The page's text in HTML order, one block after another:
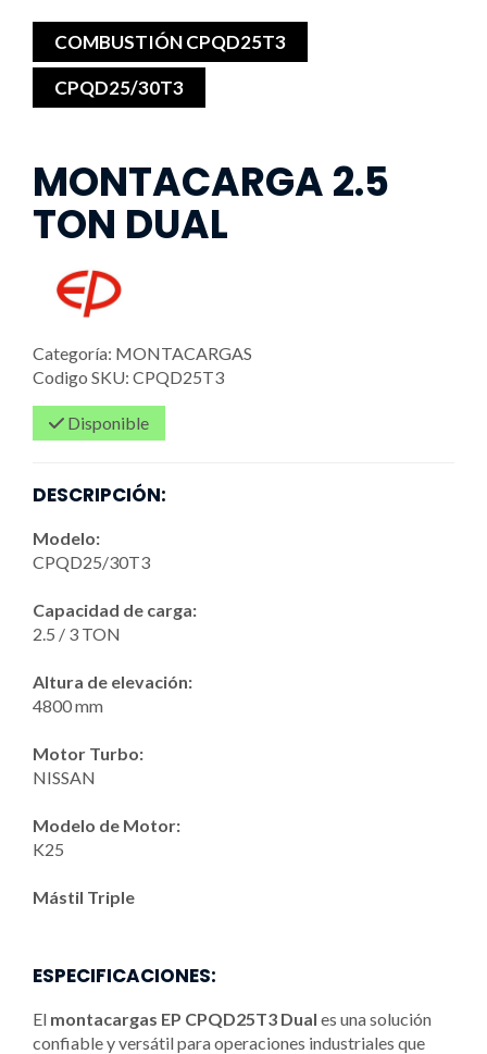
COMBUSTIÓN CPQD25T3
CPQD25/30T3
MONTACARGA 2.5
TON DUAL
Categoría: MONTACARGAS
Codigo SKU: CPQD25T3
Disponible
DESCRIPCIÓN:
Modelo:
CPQD25/30T3
Capacidad de carga:
2.5 / 3 TON
Altura de elevación:
4800 mm
Motor Turbo:
NISSAN
Modelo de Motor:
K25
Mástil Triple
ESPECIFICACIONES:
El montacargas EP CPQD25T3 Dual es una solución
confiable y versátil para operaciones industriales que